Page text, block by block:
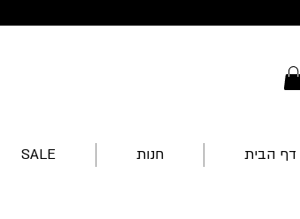
דף הבית חנות SALE